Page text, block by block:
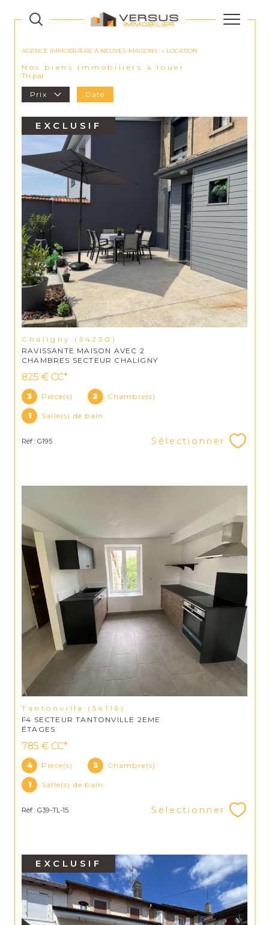
AGENCE IMMOBILIÈRE À NEUVES-MAISONS LOCATION
Nos biens immobiliers à louer
Tri par
Prix Date
EXCLUSIF
Chaligny (54230)
RAVISSANTE MAISON AVEC 2
CHAMBRES SECTEUR CHALIGNY
825 € CC*
3 Pièce(s) 2 Chambre(s)
1 Salle(s) de bain
Réf : G195 Sélectionner
Tantonville (54116)
F4 SECTEUR TANTONVILLE 2EME
ÉTAGES
785 € CC*
4 Pièce(s) 3 Chambre(s)
1 Salle(s) de bain
Réf : G39-TL-15 Sélectionner
EXCLUSIF